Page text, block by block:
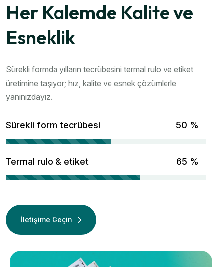
Her Kalemde Kalite ve
Esneklik
Sürekli formda yılların tecrübesini termal rulo ve etiket
üretimine taşıyor; hız, kalite ve esnek çözümlerle
yanınızdayız.
Sürekli form tecrübesi 67 %
Termal rulo & etiket 86 %
İletişime Geçin